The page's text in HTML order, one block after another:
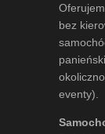
bez
eventy).